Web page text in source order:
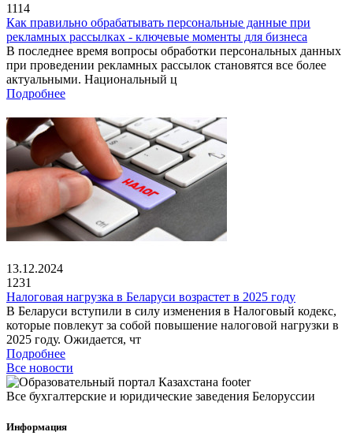
1114
Как правильно обрабатывать персональные данные при
рекламных рассылках - ключевые моменты для бизнеса
В последнее время вопросы обработки персональных данных
при проведении рекламных рассылок становятся все более
актуальными. Национальный ц
Подробнее
13.12.2024
1231
Налоговая нагрузка в Беларуси возрастет в 2025 году
В Беларуси вступили в силу изменения в Налоговый кодекс,
которые повлекут за собой повышение налоговой нагрузки в
2025 году. Ожидается, чт
Подробнее
Все новости
Все бухгалтерские и юридические заведения Белоруссии
Информация